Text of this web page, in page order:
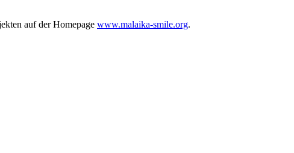
auf der Homepage www.malaika-smile.org.